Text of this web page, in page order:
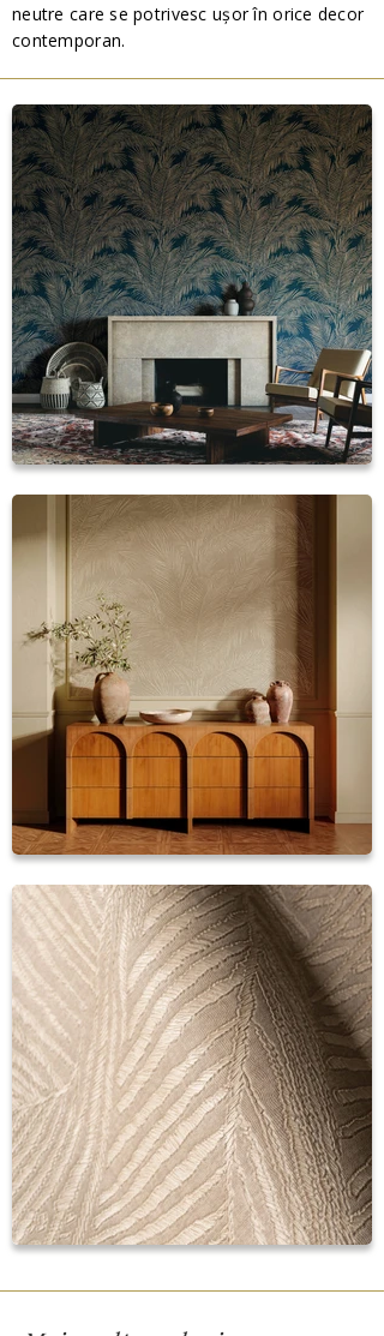
neutre care se potrivesc ușor în orice decor
contemporan.